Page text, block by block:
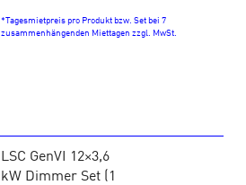
*Tagesmietpreis pro Produkt bzw. Set bei 7
zusammenhängenden Miettagen zzgl. MwSt.
LSC GenVI 12×3,6
kW Dimmer Set (1